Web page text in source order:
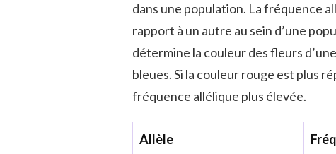
dans une population. La fréquence
rapport à un autre au sein d’une
détermine la couleur des fleurs
bleues. Si la couleur rouge est plus
fréquence allélique plus élevée.
Allèle